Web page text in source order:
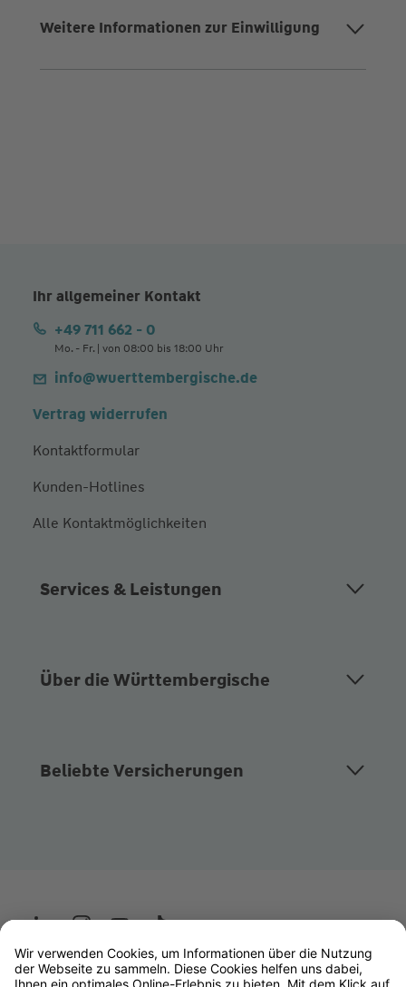
Weitere Informationen zur Einwilligung
Ihr allgemeiner Kontakt
+49 711 662 - 0
Mo. - Fr. | von 08:00 bis 18:00 Uhr
info@wuerttembergische.de
Vertrag widerrufen
Kontaktformular
Kunden-Hotlines
Alle Kontaktmöglichkeiten
Services & Leistungen
Über die Württembergische
Beliebte Versicherungen
Wüstenrot